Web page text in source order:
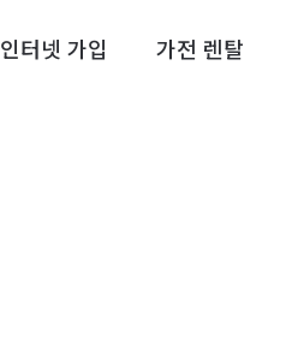
인터넷 가입 가전 렌탈